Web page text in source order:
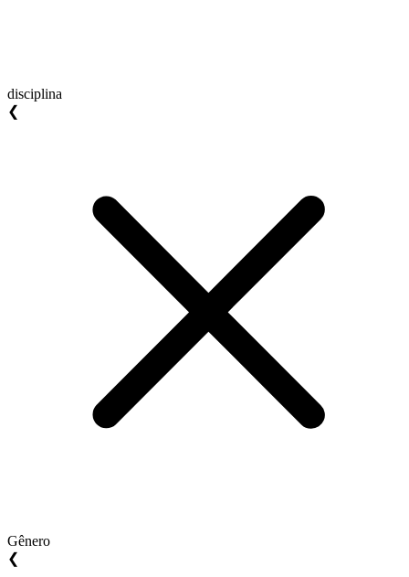
disciplina
❮
Gênero
❮